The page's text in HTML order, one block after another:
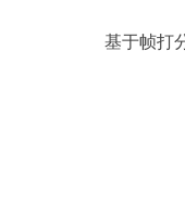
基于帧打